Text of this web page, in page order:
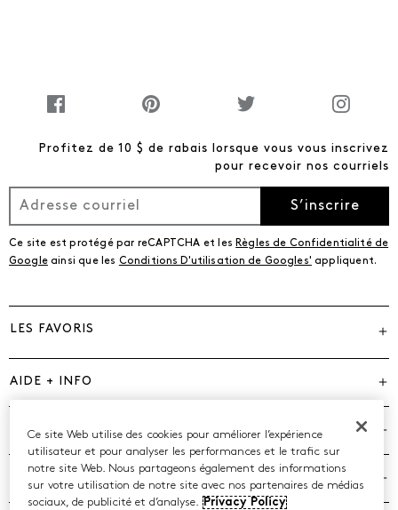
Profitez de 10 $ de rabais lorsque vous vous inscrivez
pour recevoir nos courriels
S’inscrire
Ce site est protégé par reCAPTCHA et les Règles de Confidentialité de
Googleainsi que les Conditions D'utilisation de Googles' appliquent.
LES FAVORIS
AIDE + INFO
MARQUES
Ce site Web utilise des cookies pour améliorer l’expérience
utilisateur et pour analyser les performances et le trafic sur
notre site Web. Nous partageons également des informations
sur votre utilisation de notre site avec nos partenaires de médias
sociaux, de publicité et d’analyse. Privacy Policy